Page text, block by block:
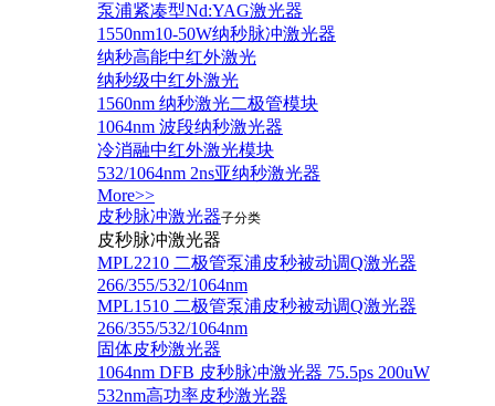
泵浦紧凑型Nd:YAG激光器
1550nm10-50W纳秒脉冲激光器
纳秒高能中红外激光
纳秒级中红外激光
1560nm 纳秒激光二极管模块
1064nm 波段纳秒激光器
冷消融中红外激光模块
532/1064nm 2ns亚纳秒激光器
More>>
皮秒脉冲激光器子分类
皮秒脉冲激光器
​MPL2210 二极管泵浦皮秒被动调Q激光器
266/355/532/1064nm
MPL1510 二极管泵浦皮秒被动调Q激光器
266/355/532/1064nm
固体皮秒激光器
1064nm DFB 皮秒脉冲激光器 75.5ps 200uW
532nm高功率皮秒激光器